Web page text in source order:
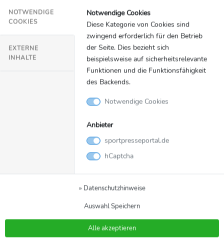
Abschluss-
Pressekonferenz Mark
Solomeyer, Christiane
Krajewski, Philipp Lahm,
Sven Albrecht
NOTWENDIGE
COOKIES
EXTERNE
INHALTE
Notwendige Cookies
Diese Kategorie von Cookies sind
zwingend erforderlich für den Betrieb
der Seite. Dies bezieht sich
beispielsweise auf sicherheitsrelevante
Funktionen und die Funktionsfähigkeit
des Backends.
Notwendige Cookies
Anbieter
sportpresseportal.de
hCaptcha
» Datenschutzhinweise
Auswahl Speichern
Alle akzeptieren